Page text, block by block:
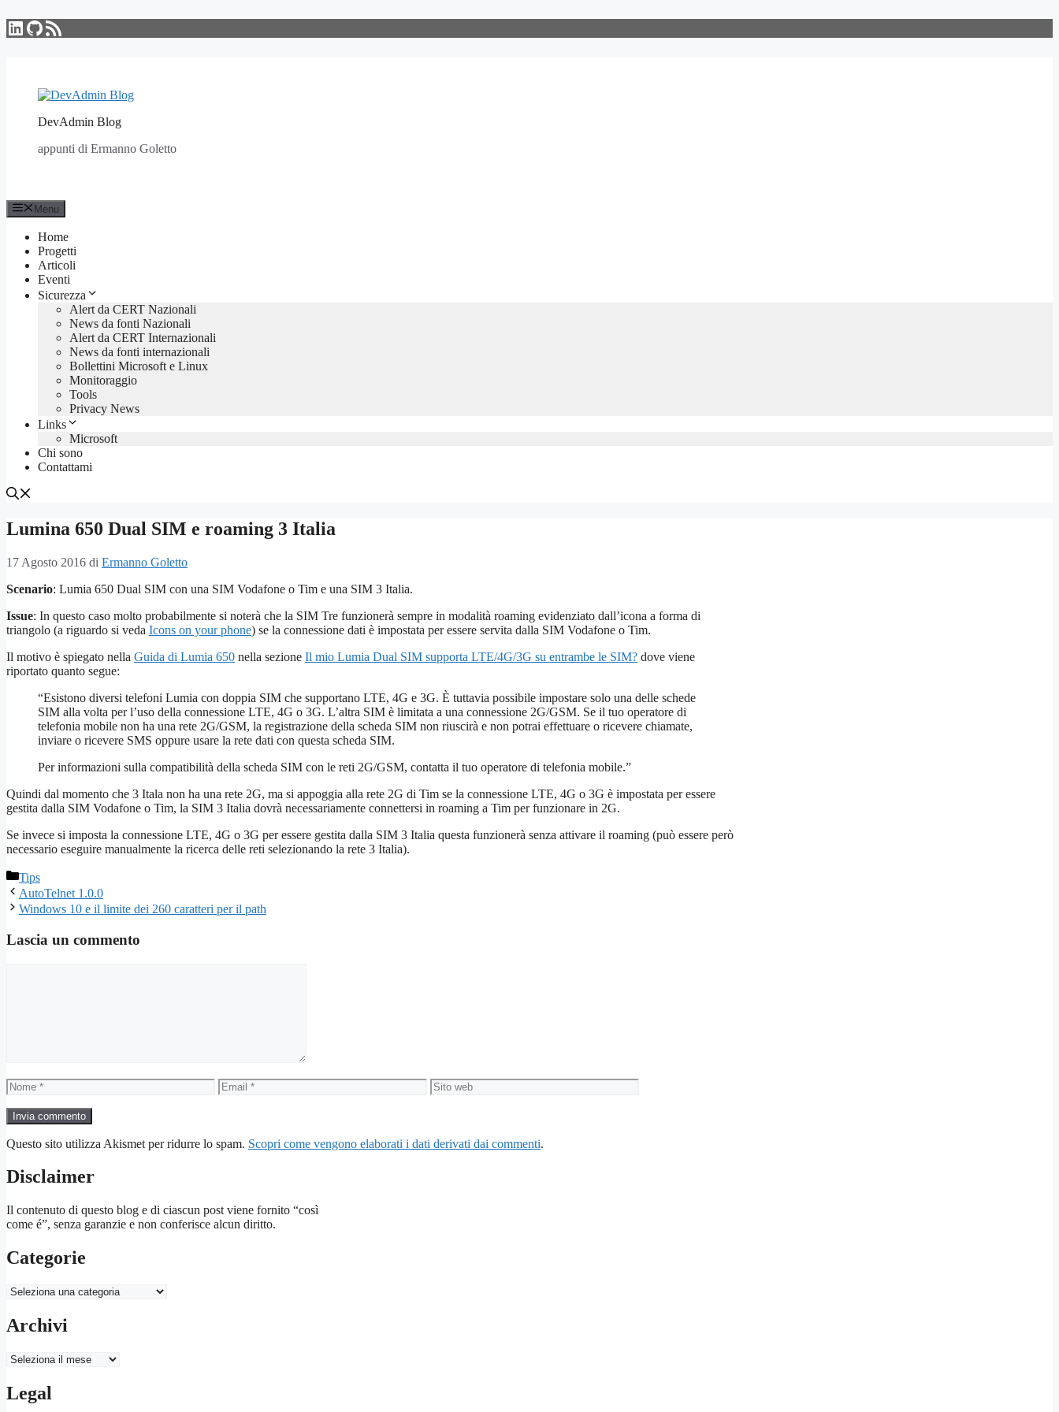
Vai
al
LinkedIn
GitHub
Feed RSS
DevAdmin Blog
appunti di Ermanno Goletto
Menu
Home
Progetti
Articoli
Eventi
Sicurezza
Alert da CERT Nazionali
News da fonti Nazionali
Alert da CERT Internazionali
News da fonti internazionali
Bollettini Microsoft e Linux
Monitoraggio
Tools
Privacy News
Links
Microsoft
Chi sono
Contattami
Lumina 650 Dual SIM e roaming 3 Italia
17 Agosto 2016 di Ermanno Goletto
Scenario: Lumia 650 Dual SIM con una SIM Vodafone o Tim e una SIM 3 Italia.
Issue: In questo caso molto probabilmente si noterà che la SIM Tre funzionerà sempre in modalità roaming evidenziato dall’icona a forma di
triangolo (a riguardo si veda Icons on your phone) se la connessione dati è impostata per essere servita dalla SIM Vodafone o Tim.
Il motivo è spiegato nella Guida di Lumia 650 nella sezione Il mio Lumia Dual SIM supporta LTE/4G/3G su entrambe le SIM? dove viene
riportato quanto segue:
“Esistono diversi telefoni Lumia con doppia SIM che supportano LTE, 4G e 3G. È tuttavia possibile impostare solo una delle schede
SIM alla volta per l’uso della connessione LTE, 4G o 3G. L’altra SIM è limitata a una connessione 2G/GSM. Se il tuo operatore di
telefonia mobile non ha una rete 2G/GSM, la registrazione della scheda SIM non riuscirà e non potrai effettuare o ricevere chiamate,
inviare o ricevere SMS oppure usare la rete dati con questa scheda SIM.
Per informazioni sulla compatibilità della scheda SIM con le reti 2G/GSM, contatta il tuo operatore di telefonia mobile.”
Quindi dal momento che 3 Itala non ha una rete 2G, ma si appoggia alla rete 2G di Tim se la connessione LTE, 4G o 3G è impostata per essere
gestita dalla SIM Vodafone o Tim, la SIM 3 Italia dovrà necessariamente connettersi in roaming a Tim per funzionare in 2G.
Se invece si imposta la connessione LTE, 4G o 3G per essere gestita dalla SIM 3 Italia questa funzionerà senza attivare il roaming (può essere però
necessario eseguire manualmente la ricerca delle reti selezionando la rete 3 Italia).
Categorie
Tips
AutoTelnet 1.0.0
Windows 10 e il limite dei 260 caratteri per il path
Lascia un commento
Nome Email
Sito
web
Questo sito utilizza Akismet per ridurre lo spam. Scopri come vengono elaborati i dati derivati dai commenti.
Disclaimer
Il contenuto di questo blog e di ciascun post viene fornito “così
come é”, senza garanzie e non conferisce alcun diritto.
Categorie
Categorie
Archivi
Archivi
Legal